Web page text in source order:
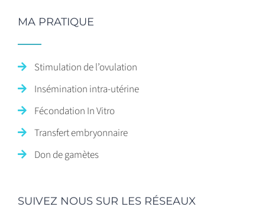
MA PRATIQUE
Stimulation de l’ovulation
Insémination intra-utérine
Fécondation In Vitro
Transfert embryonnaire
Don de gamètes
SUIVEZ NOUS SUR LES RÉSEAUX